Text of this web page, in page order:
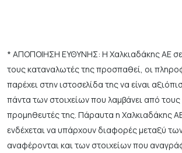
* ΑΠΟΠΟΙΗΣΗ ΕΥΘΥΝΗΣ: Η Χαλκιαδάκης ΑΕ
τους καταναλωτές της προσπαθεί, οι
παρέχει στην ιστοσελίδα της να είναι
πάντα των στοιχείων που λαμβάνει από
προμηθευτές της. Πάραυτα η Χαλκιαδάκης
ενδέχεται να υπάρχουν διαφορές μεταξύ
αναφέρονται και των στοιχείων που